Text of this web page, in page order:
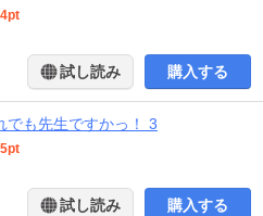
試し読み 購入する
でも先生ですかっ！ 3
試し読み 購入する